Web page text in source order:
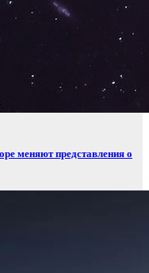
меняют представления о